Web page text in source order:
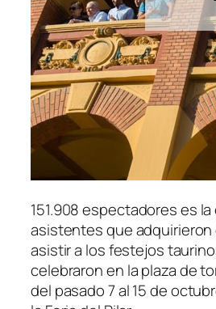
151.908 espectadores es
asistentes que adquirieron
asistir a los festejos
celebraron en la plaza de
del pasado 7 al 15 de